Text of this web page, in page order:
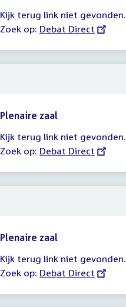
Kijk terug link niet gevonden.
Zoek op: External
Debat Direct
Plenaire zaal
Kijk terug link niet gevonden.
Zoek op: External
Debat Direct
Plenaire zaal
Kijk terug link niet gevonden.
Zoek op: External
Debat Direct